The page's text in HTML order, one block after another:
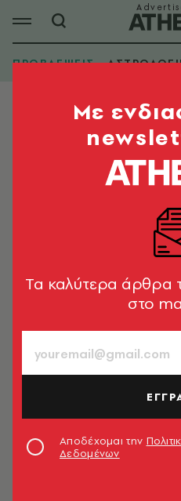
ΠΡΟΒΛΕΨΕΙΣ
ΠΡΟΒΛΕΨΕΙΣ
ΗΜΕΡΗΣΙΕΣ
Mε
Tα καλύτερα άρθρα
στο
Αποδέχομαι την
Δεδομένων